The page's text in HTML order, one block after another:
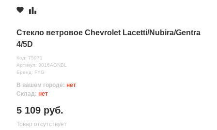
Стекло ветровое Chevrolet Lacetti/Nubira/Gentra
4/5D
Код: 75971
Артикул: 3016AGNBL
Бренд: FYG
В вашем городе: нет
Склад: нет
5 109 руб.
Товар отсутствует